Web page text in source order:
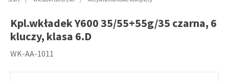
Kpl.wkładek Y600 35/55+55g/35 czarna, 6
kluczy, klasa 6.D
WK-AA-1011